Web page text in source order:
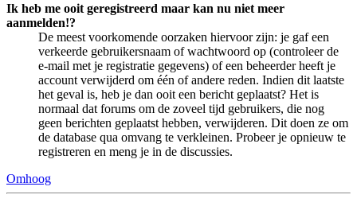
Ik heb me ooit geregistreerd maar kan nu niet meer
aanmelden!?
De meest voorkomende oorzaken hiervoor zijn: je gaf een
verkeerde gebruikersnaam of wachtwoord op (controleer de
e-mail met je registratie gegevens) of een beheerder heeft je
account verwijderd om één of andere reden. Indien dit laatste
het geval is, heb je dan ooit een bericht geplaatst? Het is
normaal dat forums om de zoveel tijd gebruikers, die nog
geen berichten geplaatst hebben, verwijderen. Dit doen ze om
de database qua omvang te verkleinen. Probeer je opnieuw te
registreren en meng je in de discussies.
Omhoog